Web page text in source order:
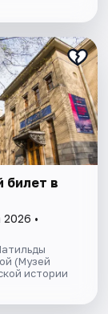
билет в
2026 •
(Музей
истории